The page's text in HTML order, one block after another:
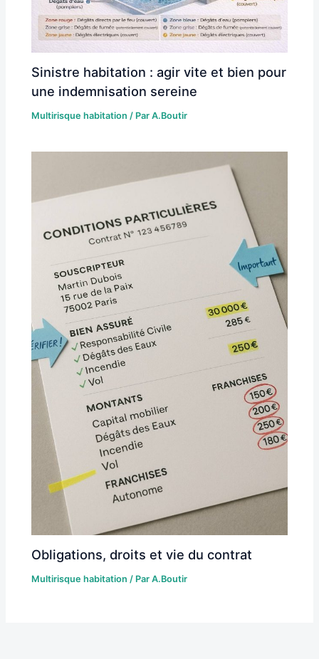
Sinistre habitation : agir vite et bien pour
une indemnisation sereine
Multirisque habitation / ParA.Boutir
Obligations, droits et vie du contrat
Multirisque habitation / ParA.Boutir